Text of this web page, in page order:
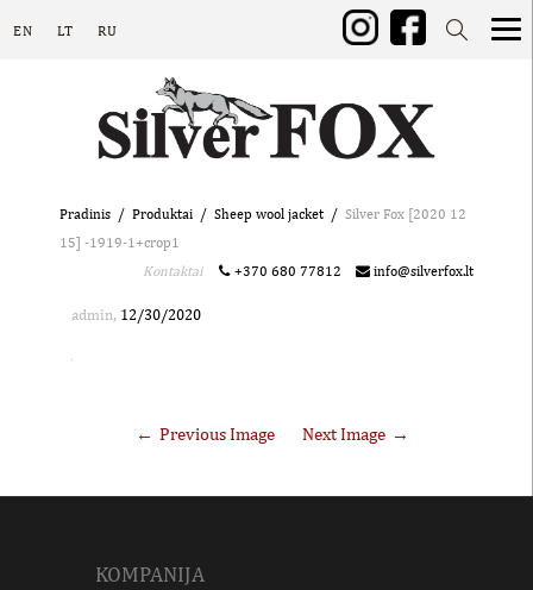
EN LT RU
Pradinis Produktai Sheep wool jacket
Silver Fox [2020 12
15] -1919-1+crop1
Kontaktai
+370 680 77812 info@silverfox.lt
admin, 12/30/2020
Previous Image Next Image
KOMPANIJA